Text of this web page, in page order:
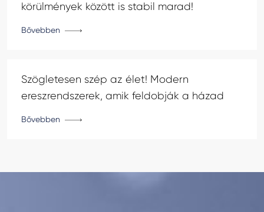
körülmények között is stabil marad!
Bővebben
Szögletesen szép az élet! Modern
ereszrendszerek, amik feldobják a házad
Bővebben